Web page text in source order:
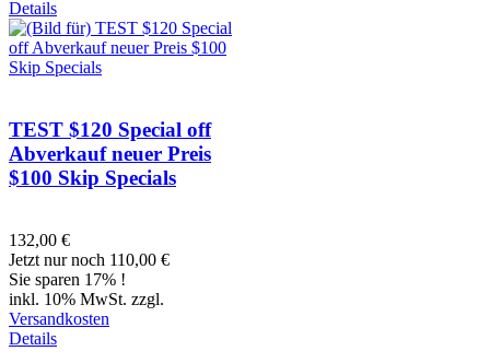
Details
TEST $120 Special off
Abverkauf neuer Preis
$100 Skip Specials
132,00 €
Jetzt nur noch 110,00 €
Sie sparen 17% !
inkl. 10% MwSt. zzgl.
Versandkosten
Details